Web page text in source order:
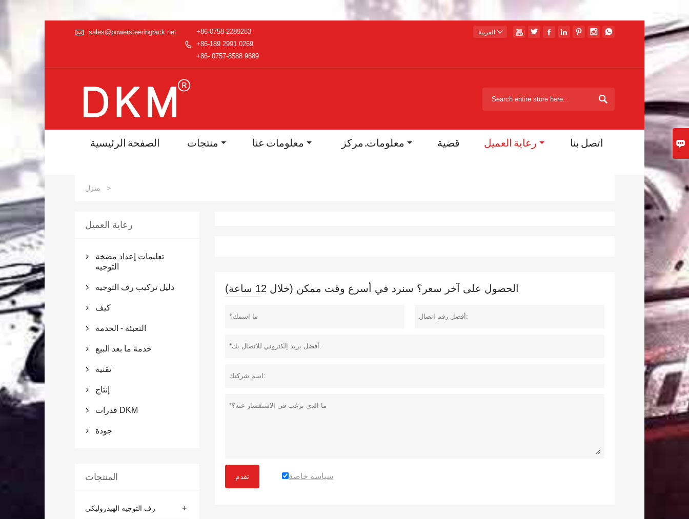

 sales@powersteeringrack.net

+86-0758-2289283
+86-189 2991 0269
+86- 0757-8588 9689
       العربية 

الصفحة الرئيسية منتجات معلومات عنا معلومات. مركز قضية رعاية العميل اتصل بنا
منزل >
الحصول على آخر سعر؟ سنرد في أسرع وقت ممكن (خلال 12 ساعة)
تقدم سياسة خاصة
رعاية العميل

تعليمات إعداد مضخة
التوجيه
 دليل تركيب رف التوجيه
 كيف
 التعبئة - الخدمة
 خدمة ما بعد البيع
 تقنية
 إنتاج
 قدرات DKM
 جودة
المنتجات
+ رف التوجيه الهيدروليكي